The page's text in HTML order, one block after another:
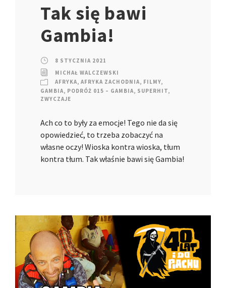
Tak się bawi
Gambia!
8 STYCZNIA 2021
MICHAŁ WALCZEWSKI
AFRYKA, AFRYKA ZACHODNIA, FILMY,
GAMBIA, PODRÓŻ 015 – GAMBIA, SUPERHIT,
ZWYCZAJE
Ach co to były za emocje! Tego nie da się
opowiedzieć, to trzeba zobaczyć na
własne oczy! Wioska kontra wioska, tłum
kontra tłum. Tak właśnie bawi się Gambia!